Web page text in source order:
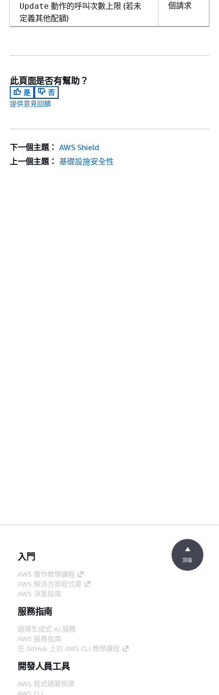
Update 動作的呼叫次數上限 (若未
定義其他配額)
個請求
此頁面是否有幫助？
是
否
提供意見回饋
下一個主題： AWS Shield
上一個主題： 基礎設施安全性
入門
AWS 實作教學課程
AWS 解決方案程式庫
AWS 決策指南
服務指南
選擇生成式 AI 服務
AWS 服務指南
在 GitHub 上的 AWS CLI 教學課程
開發人員工具
AWS 程式碼範例庫
AWS CLI
頂端